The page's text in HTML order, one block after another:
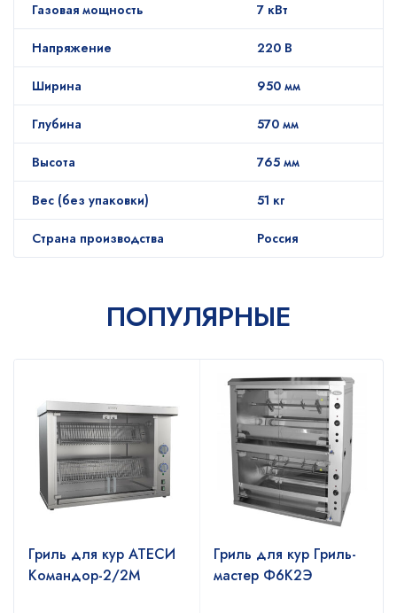
Газовая мощность 7 кВт
Напряжение 220 В
Ширина 950 мм
Глубина 570 мм
Высота 765 мм
Вес (без упаковки) 51 кг
Страна производства Россия
ПОПУЛЯРНЫЕ
Гриль для кур АТЕСИ
Командор-2/2М
Гриль для кур Гриль-
мастер Ф6К2Э